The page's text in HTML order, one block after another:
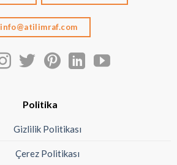
info@atilimraf.com
Politika
Gizlilik Politikası
Çerez Politikası